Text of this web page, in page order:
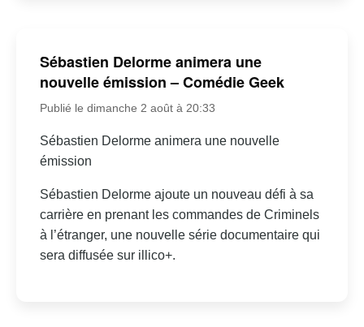
Sébastien Delorme animera une
nouvelle émission – Comédie Geek
Publié le dimanche 2 août à 20:33
Sébastien Delorme animera une nouvelle
émission
Sébastien Delorme ajoute un nouveau défi à sa
carrière en prenant les commandes de Criminels
à l’étranger, une nouvelle série documentaire qui
sera diffusée sur illico+.